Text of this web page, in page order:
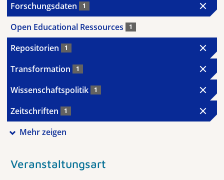
Forschungsdaten 1
Open Educational Ressources 1
Repositorien 1
Transformation 1
Wissenschaftspolitik 1
Zeitschriften 1
Mehr zeigen
Veranstaltungsart